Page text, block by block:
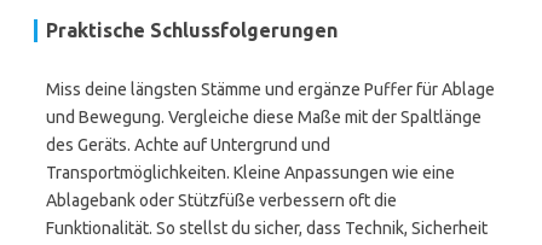
Praktische Schlussfolgerungen
Miss deine längsten Stämme und ergänze Puffer für Ablage
und Bewegung. Vergleiche diese Maße mit der Spaltlänge
des Geräts. Achte auf Untergrund und
Transportmöglichkeiten. Kleine Anpassungen wie eine
Ablagebank oder Stützfüße verbessern oft die
Funktionalität. So stellst du sicher, dass Technik, Sicherheit